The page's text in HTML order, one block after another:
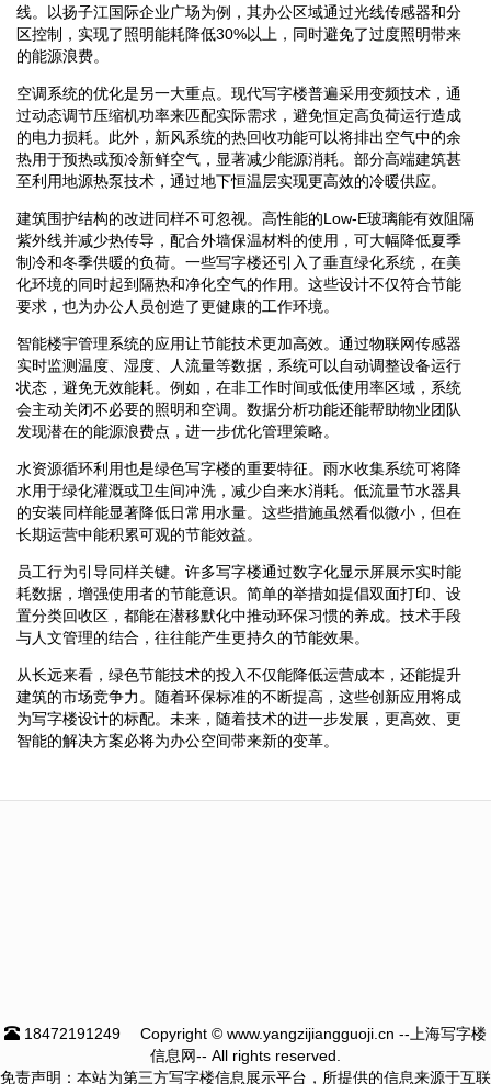
线。以扬子江国际企业广场为例，其办公区域通过光线传感器和分
区控制，实现了照明能耗降低30%以上，同时避免了过度照明带来
的能源浪费。
空调系统的优化是另一大重点。现代写字楼普遍采用变频技术，通
过动态调节压缩机功率来匹配实际需求，避免恒定高负荷运行造成
的电力损耗。此外，新风系统的热回收功能可以将排出空气中的余
热用于预热或预冷新鲜空气，显著减少能源消耗。部分高端建筑甚
至利用地源热泵技术，通过地下恒温层实现更高效的冷暖供应。
建筑围护结构的改进同样不可忽视。高性能的Low-E玻璃能有效阻隔
紫外线并减少热传导，配合外墙保温材料的使用，可大幅降低夏季
制冷和冬季供暖的负荷。一些写字楼还引入了垂直绿化系统，在美
化环境的同时起到隔热和净化空气的作用。这些设计不仅符合节能
要求，也为办公人员创造了更健康的工作环境。
智能楼宇管理系统的应用让节能技术更加高效。通过物联网传感器
实时监测温度、湿度、人流量等数据，系统可以自动调整设备运行
状态，避免无效能耗。例如，在非工作时间或低使用率区域，系统
会主动关闭不必要的照明和空调。数据分析功能还能帮助物业团队
发现潜在的能源浪费点，进一步优化管理策略。
水资源循环利用也是绿色写字楼的重要特征。雨水收集系统可将降
水用于绿化灌溉或卫生间冲洗，减少自来水消耗。低流量节水器具
的安装同样能显著降低日常用水量。这些措施虽然看似微小，但在
长期运营中能积累可观的节能效益。
员工行为引导同样关键。许多写字楼通过数字化显示屏展示实时能
耗数据，增强使用者的节能意识。简单的举措如提倡双面打印、设
置分类回收区，都能在潜移默化中推动环保习惯的养成。技术手段
与人文管理的结合，往往能产生更持久的节能效果。
从长远来看，绿色节能技术的投入不仅能降低运营成本，还能提升
建筑的市场竞争力。随着环保标准的不断提高，这些创新应用将成
为写字楼设计的标配。未来，随着技术的进一步发展，更高效、更
智能的解决方案必将为办公空间带来新的变革。
18472191249
Copyright © www.yangzijiangguoji.cn --上海写字楼
信息网-- All rights reserved.
免责声明：本站为第三方写字楼信息展示平台，所提供的信息来源于互联